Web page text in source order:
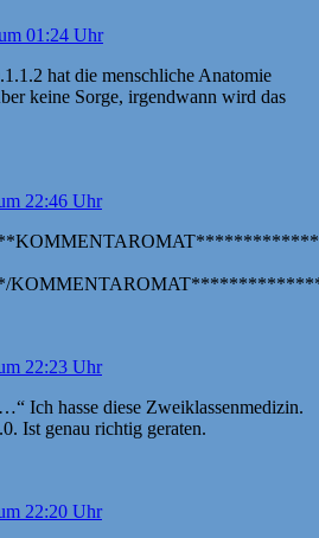
01:24 Uhr
hat die menschliche Anatomie
keine Sorge, irgendwann wird das
22:46 Uhr
22:23 Uhr
Ich hasse diese Zweiklassenmedizin.
Ist genau richtig geraten.
22:20 Uhr